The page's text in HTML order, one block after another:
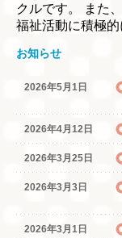
クルです。 また
福祉活動に積極的
お知らせ
2026年5月1日
2026年4月12日
2026年3月25日
2026年3月3日
2026年3月1日